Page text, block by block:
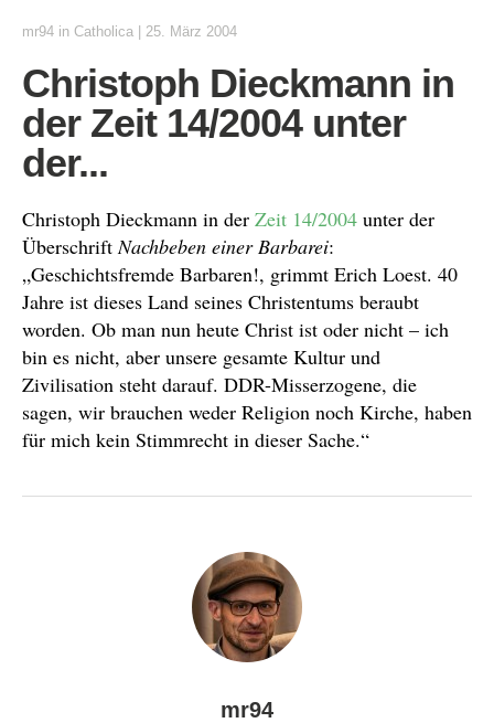
mr94 in Catholica 25. März 2004
Christoph Dieckmann in
der Zeit 14/2004 unter
der...
Christoph Dieckmann in der Zeit 14/2004 unter der
ÜberschriftNachbeben einer Barbarei:
„Geschichtsfremde Barbaren!, grimmt Erich Loest. 40
Jahre ist dieses Land seines Christentums beraubt
worden. Ob man nun heute Christ ist oder nicht – ich
bin es nicht, aber unsere gesamte Kultur und
Zivilisation steht darauf. DDR-Misserzogene, die
sagen, wir brauchen weder Religion noch Kirche, haben
für mich kein Stimmrecht in dieser Sache.“
mr94